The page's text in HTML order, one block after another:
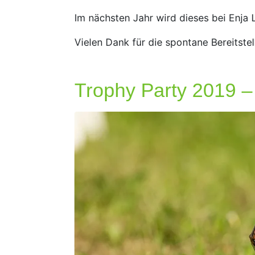
Im nächsten Jahr wird dieses bei
Vielen Dank für die spontane
Trophy Party 2019